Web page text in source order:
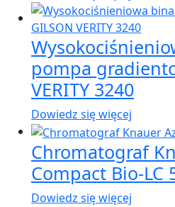
pompa
VERITY 3240
Dowiedz się więcej
Chromatograf
Compact Bio-LC
Dowiedz się więcej